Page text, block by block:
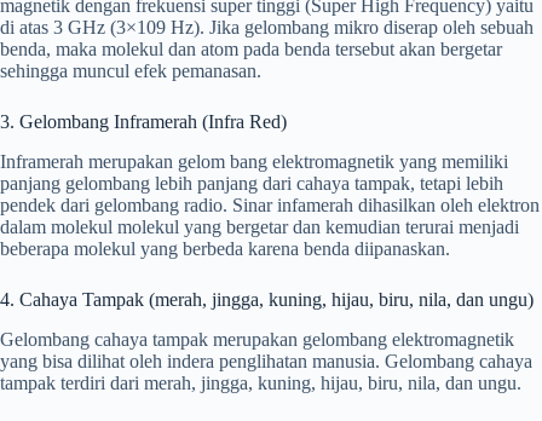
magnetik dengan frekuensi super tinggi (Super High Frequency) yaitu
di atas 3 GHz (3×109 Hz). Jika gelombang mikro diserap oleh sebuah
benda, maka molekul dan atom pada benda tersebut akan bergetar
sehingga muncul efek pemanasan.
3. Gelombang Inframerah (Infra Red)
Inframerah merupakan gelom bang elektromagnetik yang memiliki
panjang gelombang lebih panjang dari cahaya tampak, tetapi lebih
pendek dari gelombang radio. Sinar infamerah dihasilkan oleh elektron
dalam molekul molekul yang bergetar dan kemudian terurai menjadi
beberapa molekul yang berbeda karena benda diipanaskan.
4. Cahaya Tampak (merah, jingga, kuning, hijau, biru, nila, dan ungu)
Gelombang cahaya tampak merupakan gelombang elektromagnetik
yang bisa dilihat oleh indera penglihatan manusia. Gelombang cahaya
tampak terdiri dari merah, jingga, kuning, hijau, biru, nila, dan ungu.